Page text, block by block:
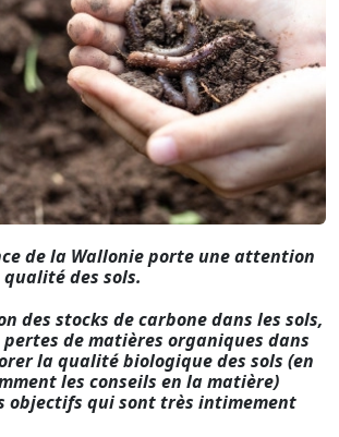
de la Wallonie porte une attention
des sols.
des stocks de carbone dans les sols,
de matières organiques dans
la qualité biologique des sols (en
les conseils en la matière)
objectifs qui sont très intimement